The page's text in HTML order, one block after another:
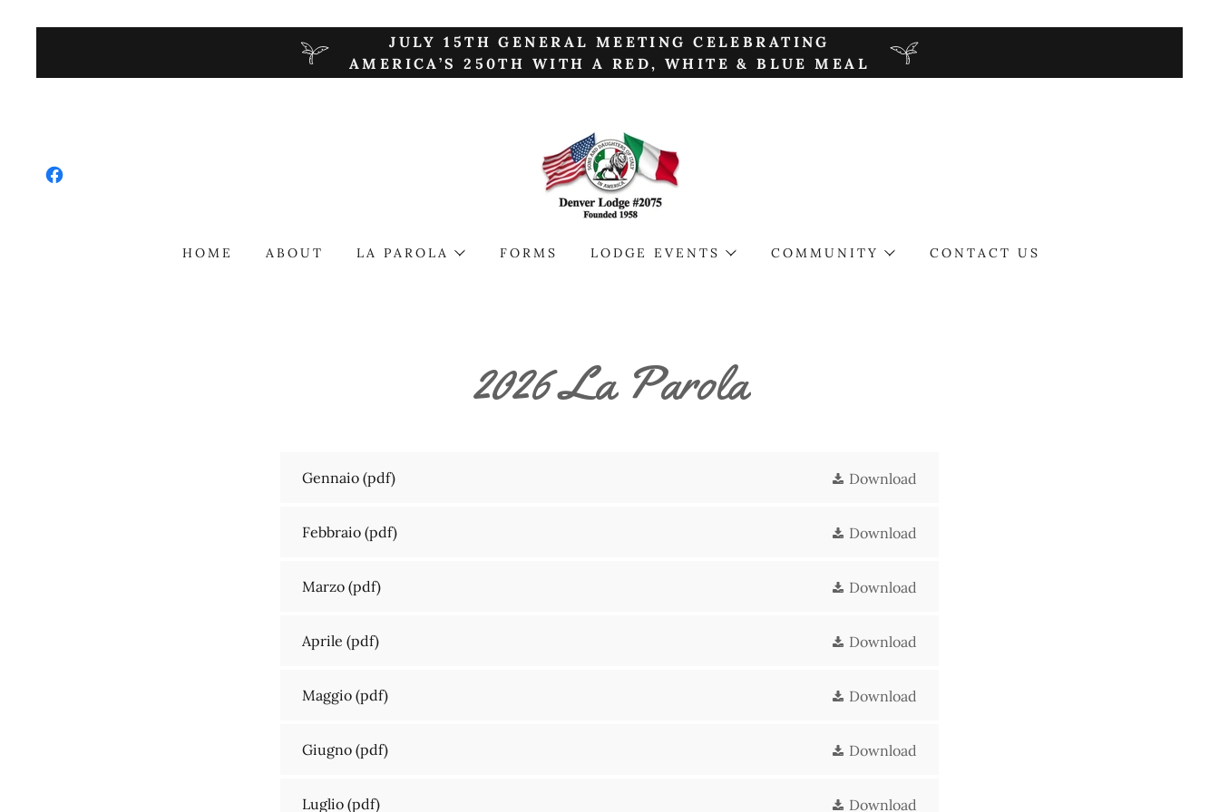
JULY 15TH GENERAL MEETING CELEBRATING
AMERICA’S 250TH WITH A RED, WHITE & BLUE MEAL
HOME ABOUT LA PAROLA FORMS LODGE EVENTS COMMUNITY CONTACT US
2026 La Parola
Gennaio (pdf) Download
Febbraio (pdf) Download
Marzo (pdf) Download
Aprile (pdf) Download
Maggio (pdf) Download
Giugno (pdf) Download
Luglio (pdf) Download